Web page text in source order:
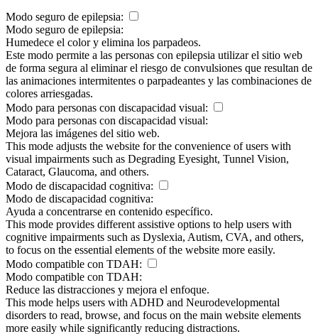
Modo seguro de epilepsia:
Modo seguro de epilepsia:
Humedece el color y elimina los parpadeos.
Este modo permite a las personas con epilepsia utilizar el sitio web
de forma segura al eliminar el riesgo de convulsiones que resultan de
las animaciones intermitentes o parpadeantes y las combinaciones de
colores arriesgadas.
Modo para personas con discapacidad visual:
Modo para personas con discapacidad visual:
Mejora las imágenes del sitio web.
This mode adjusts the website for the convenience of users with
visual impairments such as Degrading Eyesight, Tunnel Vision,
Cataract, Glaucoma, and others.
Modo de discapacidad cognitiva:
Modo de discapacidad cognitiva:
Ayuda a concentrarse en contenido específico.
This mode provides different assistive options to help users with
cognitive impairments such as Dyslexia, Autism, CVA, and others,
to focus on the essential elements of the website more easily.
Modo compatible con TDAH:
Modo compatible con TDAH:
Reduce las distracciones y mejora el enfoque.
This mode helps users with ADHD and Neurodevelopmental
disorders to read, browse, and focus on the main website elements
more easily while significantly reducing distractions.